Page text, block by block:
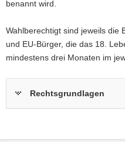
benannt wird.
Wahlberechtigt sind jeweils die
und EU-Bürger, die das 18.
mindestens drei Monaten im
Rechtsgrundlagen